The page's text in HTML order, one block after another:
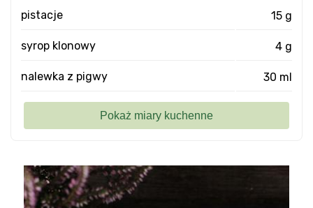
pistacje 15 g
syrop klonowy 4 g
nalewka z pigwy 30 ml